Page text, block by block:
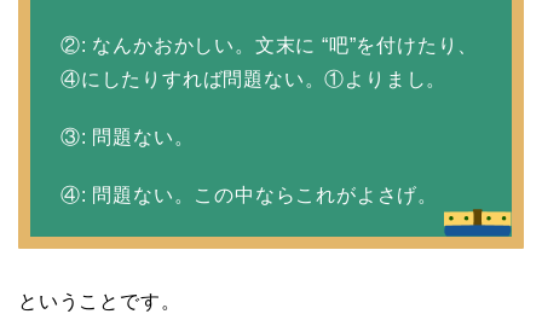
②: なんかおかしい。文末に “吧”を付けたり、
④にしたりすれば問題ない。①よりまし。
③: 問題ない。
④: 問題ない。この中ならこれがよさげ。
ということです。